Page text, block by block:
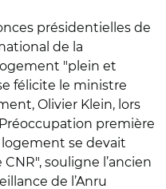
présidentielles de
de la
"plein et
félicite le ministre
Olivier Klein, lors
première
logement se devait
souligne l’ancien
de l’Anru